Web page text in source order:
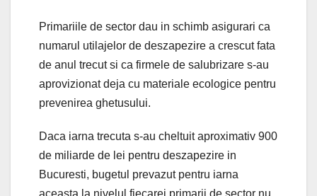
Primariile de sector dau in schimb asigurari ca
numarul utilajelor de deszapezire a crescut fata
de anul trecut si ca firmele de salubrizare s-au
aprovizionat deja cu materiale ecologice pentru
prevenirea ghetusului.
Daca iarna trecuta s-au cheltuit aproximativ 900
de miliarde de lei pentru deszapezire in
Bucuresti, bugetul prevazut pentru iarna
aceasta la nivelul fiecarei primarii de sector nu